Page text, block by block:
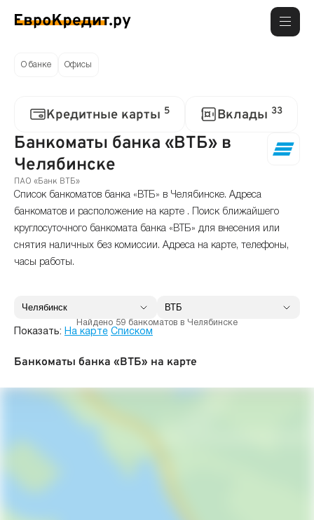
О банке Офисы
Кредитные карты 5 Вклады 33
Банкоматы банка «ВТБ» в
Челябинске
ПАО «Банк ВТБ»
Список банкоматов банка «ВТБ» в Челябинске. Адреса
банкоматов и расположение на карте . Поиск ближайшего
круглосуточного банкомата банка «ВТБ» для внесения или
снятия наличных без комиссии. Адреса на карте, телефоны,
часы работы.
Найдено 59 банкоматов в Челябинске
Показать: На карте Списком
Банкоматы банка «ВТБ» на карте